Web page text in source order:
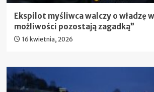
Ekspilot myśliwca walczy o władzę
możliwości pozostają zagadką”
16 kwietnia, 2026